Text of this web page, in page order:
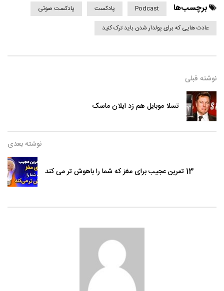
برچسب‌ها Podcast پادکست
پادکست صوتی
عادت هایی که برای پولدار شدن باید ترک کنید
نوشته قبلی
تسلا موبایل هم زد ایلان ماسک
نوشته بعدی
13 تمرین عجیب برای مغز که شما را باهوش تر می کند